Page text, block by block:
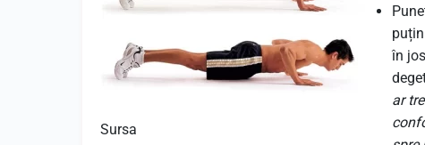
Sursa
în
ar